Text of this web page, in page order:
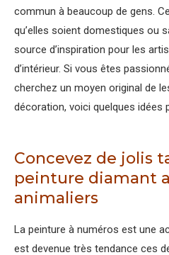
commun à beaucoup de gens.
qu’elles soient domestiques ou
source d’inspiration pour les
d’intérieur. Si vous êtes
cherchez un moyen original de
décoration, voici quelques idées
Concevez de jolis
peinture diamant
animaliers
La peinture à numéros est une
est devenue très tendance ces